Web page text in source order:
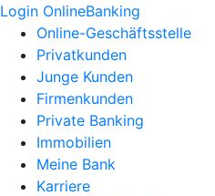
Login OnlineBanking
Online-Geschäftsstelle
Privatkunden
Junge Kunden
Firmenkunden
Private Banking
Immobilien
Meine Bank
Karriere